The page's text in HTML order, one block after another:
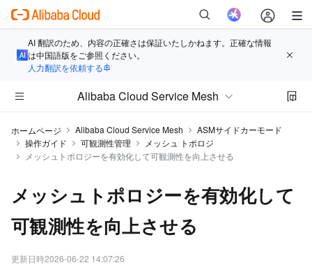
AI 翻訳のため、内容の正確さは保証いたしかねます。正確な情報
は中国語版をご参照ください。
人力翻訳を依頼する
Alibaba Cloud Service Mesh
ホームページ Alibaba Cloud Service Mesh
ASMサイドカーモード
操作ガイド
可観測性管理
メッシュ トポロジ
メッシュトポロジーを有効化して可観測性を向上させる
メッシュトポロジーを有効化して
可観測性を向上させる
更新日時2026-06-22 14:07:26